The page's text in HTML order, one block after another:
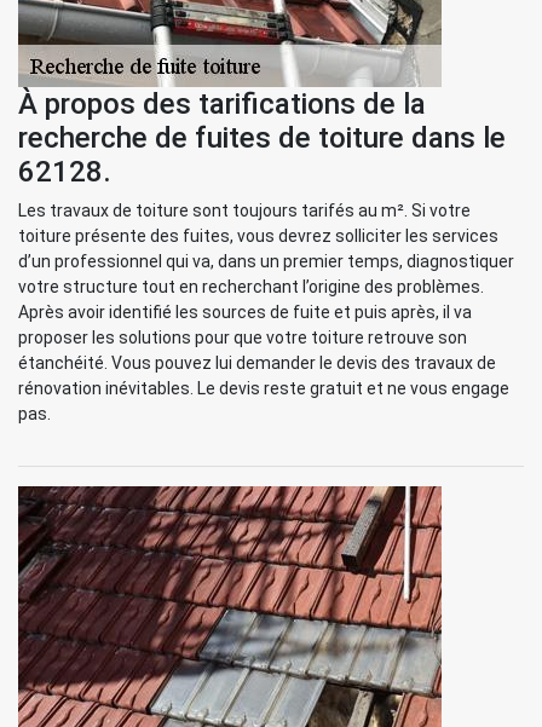
À propos des tarifications de la
recherche de fuites de toiture dans le
62128.
Les travaux de toiture sont toujours tarifés au m². Si votre
toiture présente des fuites, vous devrez solliciter les services
d’un professionnel qui va, dans un premier temps, diagnostiquer
votre structure tout en recherchant l’origine des problèmes.
Après avoir identifié les sources de fuite et puis après, il va
proposer les solutions pour que votre toiture retrouve son
étanchéité. Vous pouvez lui demander le devis des travaux de
rénovation inévitables. Le devis reste gratuit et ne vous engage
pas.